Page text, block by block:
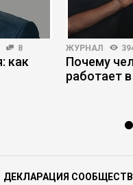
8
как
ЖУРНАЛ
Почему
работает
ДЕКЛАРАЦИЯ